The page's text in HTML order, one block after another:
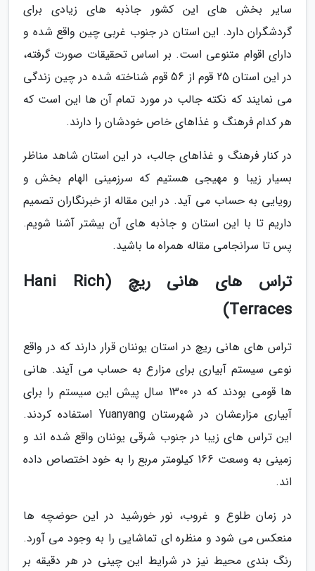
سایر بخش های این کشور جاذبه های زیادی برای
گردشگران دارد. این استان در جنوب غربی چین واقع شده و
دارای اقوام متنوعی است. بر اساس تحقیقات صورت گرفته،
در این استان 25 قوم از 56 قوم شناخته شده در چین زندگی
می نمایند که نکته جالب در مورد تمام آن ها این است که
هر کدام فرهنگ و غذاهای خاص خودشان را دارند.
در کنار فرهنگ و غذاهای جالب، در این استان شاهد مناظر
بسیار زیبا و مهیجی هستیم که سرزمینی الهام بخش و
رویایی به حساب می آید. در این مقاله از خبرنگاران تصمیم
داریم تا با این استان و جاذبه های آن بیشتر آشنا شویم.
پس تا سرانجامی مقاله همراه ما باشید.
تراس های هانی ریچ (Hani Rich
Terraces)
تراس های هانی ریچ در استان یوننان قرار دارند که در واقع
نوعی سیستم آبیاری برای مزارع به حساب می آیند. هانی
ها قومی بودند که در 1300 سال پیش این سیستم را برای
آبیاری مزارعشان در شهرستان Yuanyang استفاده کردند.
این تراس های زیبا در جنوب شرقی یوننان واقع شده اند و
زمینی به وسعت 166 کیلومتر مربع را به خود اختصاص داده
اند.
در زمان طلوع و غروب، نور خورشید در این حوضچه ها
منعکس می شود و منظره ای تماشایی را به وجود می آورد.
رنگ بندی محیط نیز در شرایط این چینی در هر دقیقه بر